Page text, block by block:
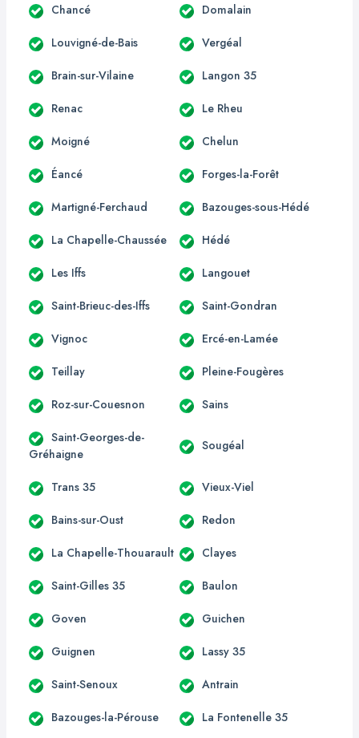
Chancé Domalain
Louvigné-de-Bais Vergéal
Brain-sur-Vilaine Langon 35
Renac Le Rheu
Moigné Chelun
Éancé Forges-la-Forêt
Martigné-Ferchaud Bazouges-sous-Hédé
La Chapelle-Chaussée Hédé
Les Iffs Langouet
Saint-Brieuc-des-Iffs Saint-Gondran
Vignoc Ercé-en-Lamée
Teillay Pleine-Fougères
Roz-sur-Couesnon Sains
Saint-Georges-de-
Gréhaigne
Sougéal
Trans 35 Vieux-Viel
Bains-sur-Oust Redon
La Chapelle-Thouarault Clayes
Saint-Gilles 35 Baulon
Goven Guichen
Guignen Lassy 35
Saint-Senoux Antrain
Bazouges-la-Pérouse La Fontenelle 35